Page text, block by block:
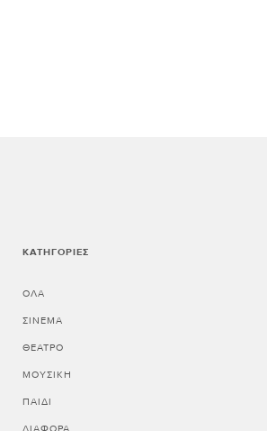
ΚΑΤΗΓΟΡΊΕΣ
ΌΛΑ
ΣΙΝΕΜΆ
ΘΈΑΤΡΟ
ΜΟΥΣΙΚΉ
ΠΑΙΔΊ
ΔΙΆΦΟΡΑ